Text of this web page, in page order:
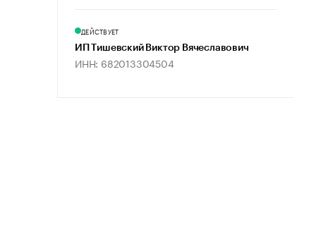
ДЕЙСТВУЕТ
ИП Тишевский Виктор Вячеславович
ИНН: 682013304504